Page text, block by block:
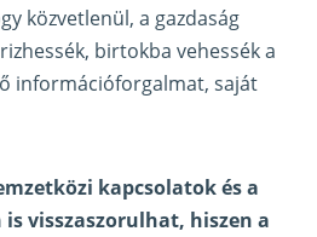
közvetlenül, a gazdaság
birtokba vehessék a
információforgalmat, saját
kapcsolatok és a
visszaszorulhat, hiszen a